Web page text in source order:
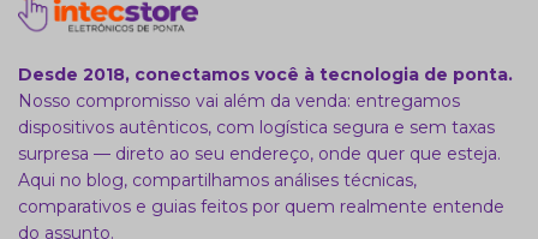
Desde 2018, conectamos você à tecnologia de ponta.
Nosso compromisso vai além da venda: entregamos
dispositivos autênticos, com logística segura e sem taxas
surpresa — direto ao seu endereço, onde quer que esteja.
Aqui no blog, compartilhamos análises técnicas,
comparativos e guias feitos por quem realmente entende
do assunto.